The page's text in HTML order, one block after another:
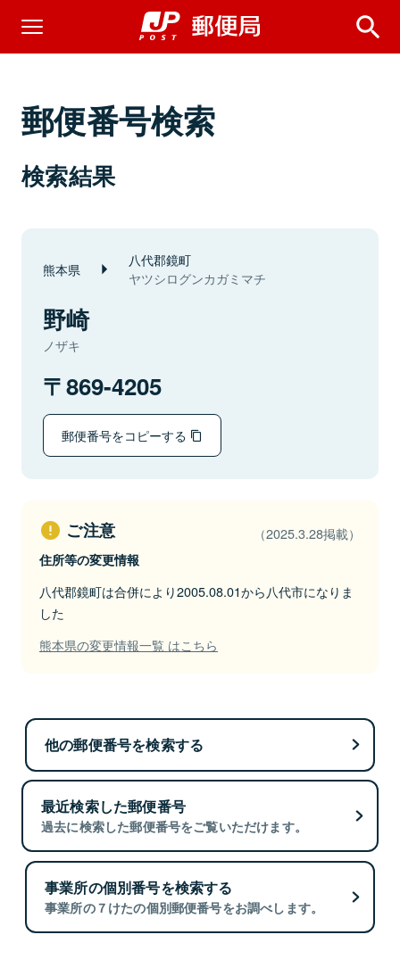
郵便番号検索
検索結果
熊本県 八代郡鏡町
ヤツシログンカガミマチ
野崎
ノザキ
869-4205
郵便番号をコピーする
ご注意 （2025.3.28掲載）
住所等の変更情報
八代郡鏡町は合併により2005.08.01から八代市になりま
した
熊本県の変更情報一覧 はこちら
他の郵便番号を検索する
最近検索した郵便番号
過去に検索した郵便番号をご覧いただけます。
事業所の個別番号を検索する
事業所の７けたの個別郵便番号をお調べします。